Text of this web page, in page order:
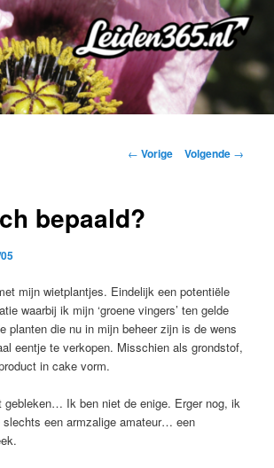
Bericht
← Vorige Volgende →
bepaald?
mijn wietplantjes. Eindelijk een potentiële
waarbij ik mijn ‘groene vingers’ ten gelde
planten die nu in mijn beheer zijn is de wens
eentje te verkopen. Misschien als grondstof,
in cake vorm.
gebleken… Ik ben niet de enige. Erger nog, ik
een armzalige amateur… een